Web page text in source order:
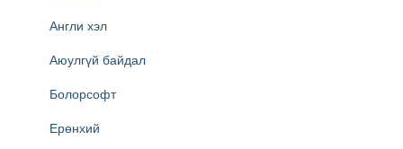
Англи хэл
Аюулгүй байдал
Болорсофт
Ерөнхий